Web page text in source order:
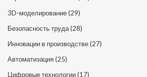
3D-моделирование(29)
Безопасность труда(28)
Инновации в производстве(27)
Автоматизация(25)
Цифровые технологии(17)